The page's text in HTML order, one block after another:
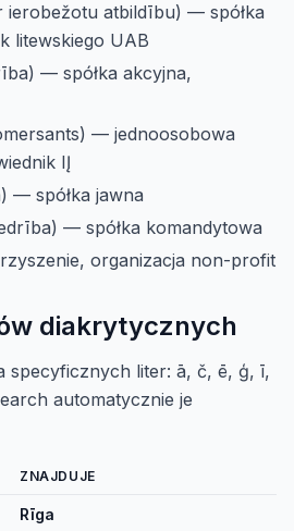
ierobežotu atbildību) — spółka
litewskiego UAB
— spółka akcyjna,
— jednoosobowa
IĮ
— spółka jawna
— spółka komandytowa
organizacja non-profit
diakrytycznych
specyficznych liter: ā, č, ē, ģ, ī,
automatycznie je
ZNAJDUJE
Rīga